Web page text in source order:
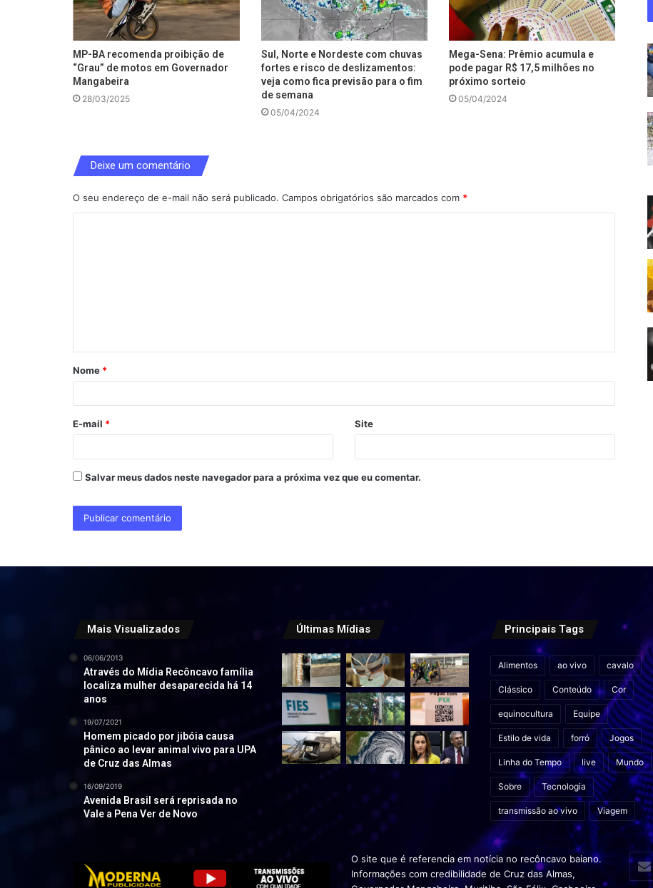
MP-BA recomenda proibição de
“Grau” de motos em Governador
Mangabeira
28/03/2025
Sul, Norte e Nordeste com chuvas
fortes e risco de deslizamentos:
veja como fica previsão para o fim
de semana
05/04/2024
Mega-Sena: Prêmio acumula e
pode pagar R$ 17,5 milhões no
próximo sorteio
05/04/2024
Deixe um comentário
O seu endereço de e-mail não será publicado. Campos obrigatórios são marcados com *
á
r
*
Nome *
E-mail * Site
Salvar meus dados neste navegador para a próxima vez que eu comentar.
Mais Visualizados
06/06/2013
Através do Mídia Recôncavo família
localiza mulher desaparecida há 14
anos
19/07/2021
Homem picado por jibóia causa
pânico ao levar animal vivo para UPA
de Cruz das Almas
16/09/2019
Avenida Brasil será reprisada no
Vale a Pena Ver de Novo
Últimas Mídias Principais Tags
Alimentos ao vivo cavalo
Clássico Conteúdo Cor
equinocultura Equipe
Estilo de vida forró Jogos
Linha do Tempo live Mundo
Sobre Tecnologia
transmissão ao vivo Viagem
O site que é referencia em notícia no recôncavo baiano.
Informações com credibilidade de Cruz das Almas,
Insira